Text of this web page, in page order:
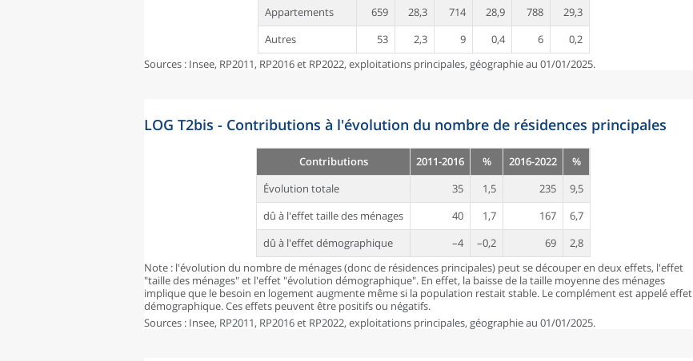
Appartements
659 28,3 714 28,9 788
29,3
Autres
53 2,3 9 0,4 6
0,2
Sources : Insee, RP2011, RP2016 et RP2022, exploitations principales, géographie au 01/01/2025.
LOG T2bis - Contributions à l'évolution du nombre de résidences principales
Contributions 2011-2016 % 2016-2022
%
Évolution totale
35 1,5 235
9,5
dû à l'effet taille des ménages
40 1,7 167
6,7
dû à l'effet démographique
–4 –0,2 69
2,8
Note : l'évolution du nombre de ménages (donc de résidences principales) peut se découper en deux effets, l'effet
"taille des ménages" et l'effet "évolution démographique". En effet, la baisse de la taille moyenne des ménages
implique que le besoin en logement augmente même si la population restait stable. Le complément est appelé effet
démographique. Ces effets peuvent être positifs ou négatifs.
Sources : Insee, RP2011, RP2016 et RP2022, exploitations principales, géographie au 01/01/2025.